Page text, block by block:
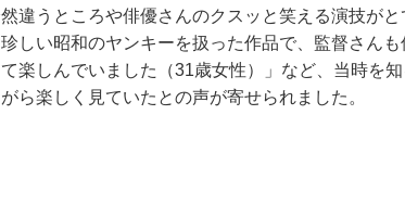
違うところや俳優さんのクスッと笑える演技が
しい昭和のヤンキーを扱った作品で、監督さん
楽しんでいました（31歳女性）」など、当時を
ら楽しく見ていたとの声が寄せられました。